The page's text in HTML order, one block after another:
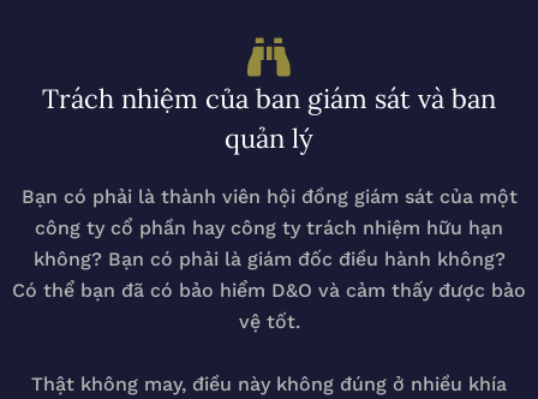
Trách nhiệm của ban giám sát và ban
quản lý
Bạn có phải là thành viên hội đồng giám sát của một
công ty cổ phần hay công ty trách nhiệm hữu hạn
không? Bạn có phải là giám đốc điều hành không?
Có thể bạn đã có bảo hiểm D&O và cảm thấy được bảo
vệ tốt.
Thật không may, điều này không đúng ở nhiều khía